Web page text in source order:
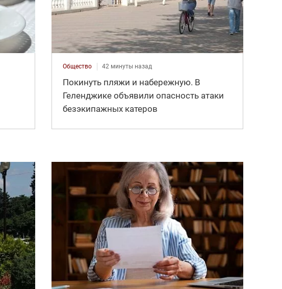
Общество 42 минуты назад
Покинуть пляжи и набережную. В
Геленджике объявили опасность атаки
безэкипажных катеров